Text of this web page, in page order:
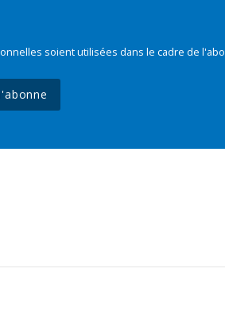
soient utilisées dans le cadre de